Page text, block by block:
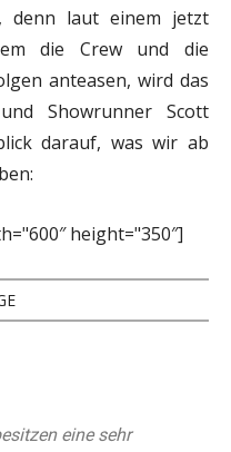
denn laut einem jetzt
die Crew und die
anteasen, wird das
Showrunner Scott
darauf, was wir ab
height="350″]
eine sehr